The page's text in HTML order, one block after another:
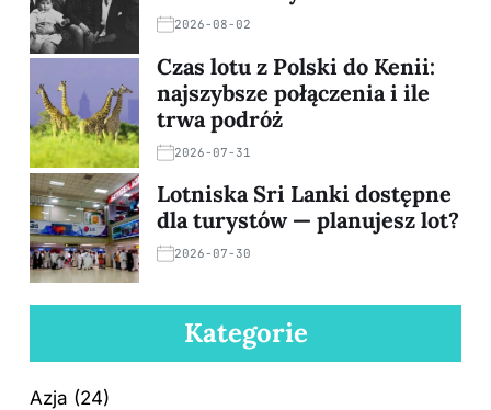
2026-08-02
Czas lotu z Polski do Kenii:
najszybsze połączenia i ile
trwa podróż
2026-07-31
Lotniska Sri Lanki dostępne
dla turystów — planujesz lot?
2026-07-30
Kategorie
Azja (24)